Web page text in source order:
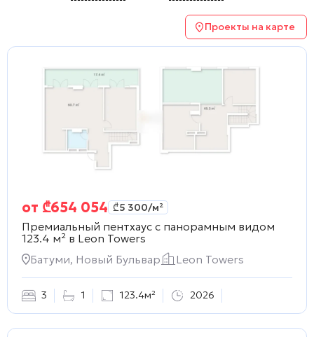
Проекты на карте
от ₾654 054 ₾5 300/м²
Премиальный пентхаус с панорамным видом
123.4 м² в Leon Towers
Батуми, Новый Бульвар
Leon Towers
3 1 123.4м² 2026